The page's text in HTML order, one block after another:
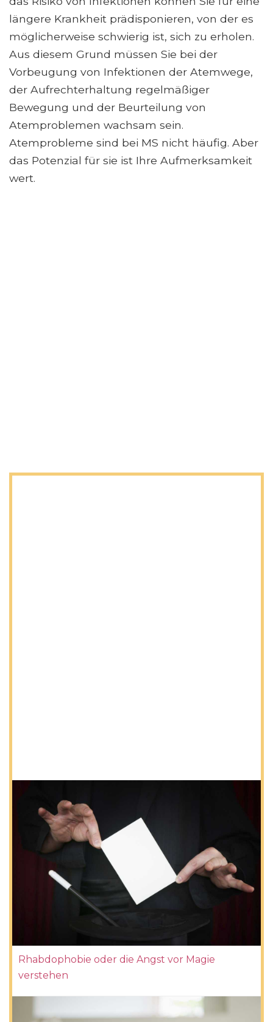
längere Krankheit prädisponieren, von der es
möglicherweise schwierig ist, sich zu erholen.
Aus diesem Grund müssen Sie bei der
Vorbeugung von Infektionen der Atemwege,
der Aufrechterhaltung regelmäßiger
Bewegung und der Beurteilung von
Atemproblemen wachsam sein.
Atemprobleme sind bei MS nicht häufig. Aber
das Potenzial für sie ist Ihre Aufmerksamkeit
wert.
Rhabdophobie oder die Angst vor Magie
verstehen